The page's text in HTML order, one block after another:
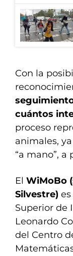
Con la
cuántos
proceso
animales,
“a mano”,
El WiMoBo
Silvestre)
Superior de
Leonardo
del Centro